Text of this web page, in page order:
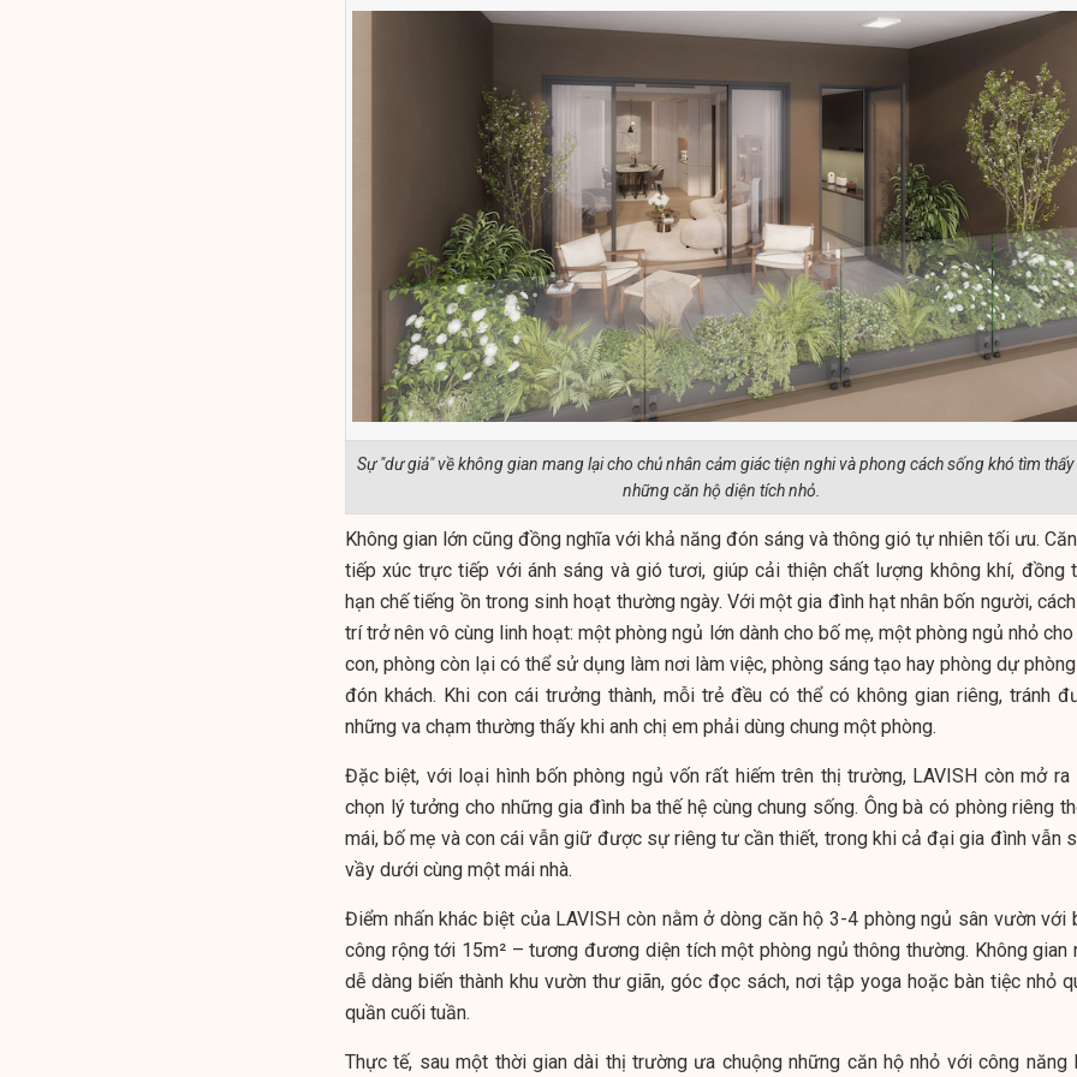
Sự "dư giả" về không gian mang lại cho chủ nhân cảm giác tiện nghi và phong cách sống khó tìm thấy
những căn hộ diện tích nhỏ.
Không gian lớn cũng đồng nghĩa với khả năng đón sáng và thông gió tự nhiên tối ưu.
tiếp xúc trực tiếp với ánh sáng và gió tươi, giúp cải thiện chất lượng không khí, đồng
hạn chế tiếng ồn trong sinh hoạt thường ngày. Với một gia đình hạt nhân bốn người,
trí trở nên vô cùng linh hoạt: một phòng ngủ lớn dành cho bố mẹ, một phòng ngủ nhỏ cho
con, phòng còn lại có thể sử dụng làm nơi làm việc, phòng sáng tạo hay phòng dự
đón khách. Khi con cái trưởng thành, mỗi trẻ đều có thể có không gian riêng, tránh
những va chạm thường thấy khi anh chị em phải dùng chung một phòng.
Đặc biệt, với loại hình bốn phòng ngủ vốn rất hiếm trên thị trường, LAVISH còn mở ra
chọn lý tưởng cho những gia đình ba thế hệ cùng chung sống. Ông bà có phòng riêng
mái, bố mẹ và con cái vẫn giữ được sự riêng tư cần thiết, trong khi cả đại gia đình vẫn
vầy dưới cùng một mái nhà.
Điểm nhấn khác biệt của LAVISH còn nằm ở dòng căn hộ 3-4 phòng ngủ sân vườn với
công rộng tới 15m² – tương đương diện tích một phòng ngủ thông thường. Không gian
dễ dàng biến thành khu vườn thư giãn, góc đọc sách, nơi tập yoga hoặc bàn tiệc nhỏ
quần cuối tuần.
Thực tế, sau một thời gian dài thị trường ưa chuộng những căn hộ nhỏ với công năng